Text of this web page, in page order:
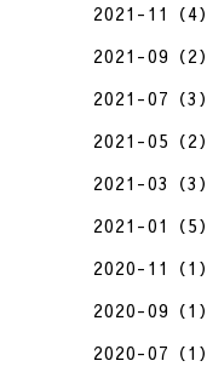
2021-11（4）
2021-09（2）
2021-07（3）
2021-05（2）
2021-03（3）
2021-01（5）
2020-11（1）
2020-09（1）
2020-07（1）